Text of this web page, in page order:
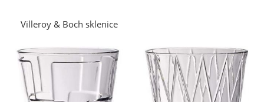
Villeroy & Boch sklenice